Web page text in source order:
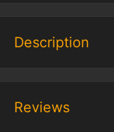
Description
Reviews